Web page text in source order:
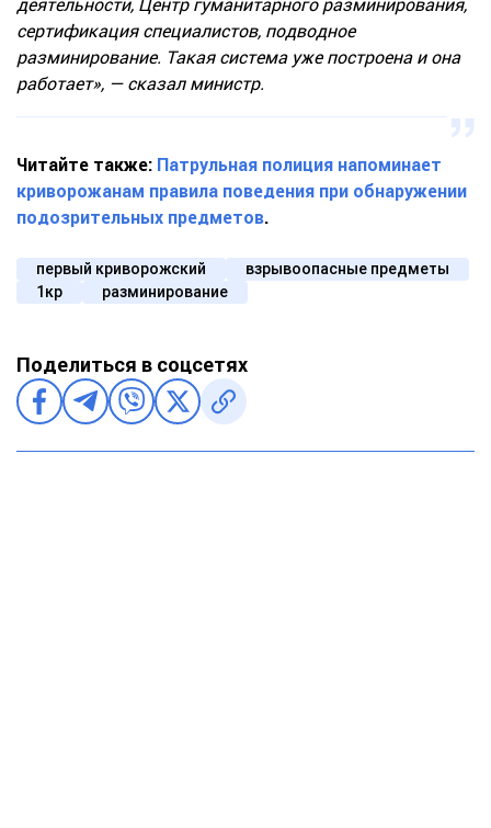
деятельности, Центр гуманитарного разминирования,
сертификация специалистов, подводное
разминирование. Такая система уже построена и она
работает», — сказал министр.
Читайте также: Патрульная полиция напоминает
криворожанам правила поведения при обнаружении
подозрительных предметов.
первый криворожский
взрывоопасные предметы
1кр
разминирование
Поделиться в соцсетях